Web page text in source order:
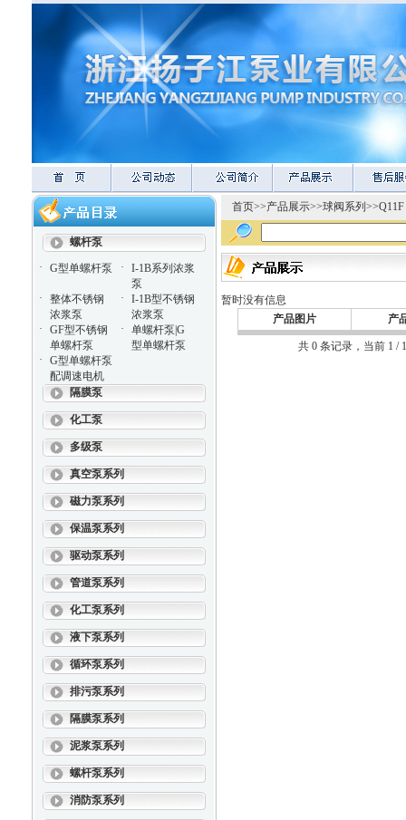
螺杆泵
·
G型单螺杆泵 ·
I-1B系列浓浆
泵
·
整体不锈钢
浓浆泵
·
I-1B型不锈钢
浓浆泵
·
GF型不锈钢
单螺杆泵
·
单螺杆泵|G
型单螺杆泵
·
G型单螺杆泵
配调速电机
隔膜泵
化工泵
多级泵
真空泵系列
磁力泵系列
保温泵系列
驱动泵系列
管道泵系列
化工泵系列
液下泵系列
循环泵系列
排污泵系列
隔膜泵系列
泥浆泵系列
螺杆泵系列
消防泵系列
首页>>产品展示>>球阀系列 >>
暂时没有信息
产品图片
产
共 0 条记录，当前 1